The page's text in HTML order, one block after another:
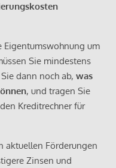
Eigentumswohnung um
Sie mindestens
dann noch ab, was
, und tragen Sie
Kreditrechner für
aktuellen Förderungen
Zinsen und